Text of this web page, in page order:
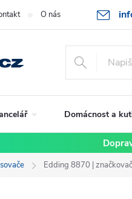
O nás Rady a tipy
Domácnost a
Edding 8870 |